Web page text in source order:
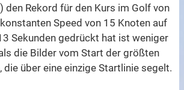
den Rekord für den Kurs im Golf von
Speed von 15 Knoten auf
Sekunden gedrückt hat ist weniger
die Bilder vom Start der größten
die über eine einzige Startlinie segelt.